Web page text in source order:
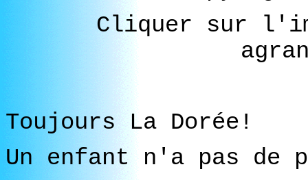
Cliquer sur
Toujours La Dorée!
Un enfant n'a pas de